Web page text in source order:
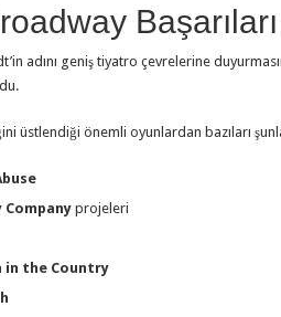
Başarıları
adını geniş tiyatro çevrelerine
üstlendiği önemli oyunlardan bazıları
Company projeleri
in the Country